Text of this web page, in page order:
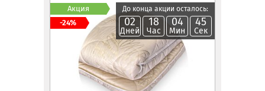
До конца акции осталось:
02
Дней
18
Час
04
Мин
44
Сек
Акция
-24%